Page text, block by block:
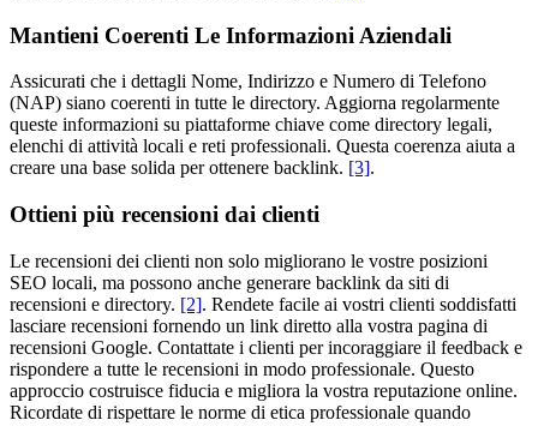
Mantieni Coerenti Le Informazioni Aziendali
Assicurati che i dettagli Nome, Indirizzo e Numero di Telefono
(NAP) siano coerenti in tutte le directory. Aggiorna regolarmente
queste informazioni su piattaforme chiave come directory legali,
elenchi di attività locali e reti professionali. Questa coerenza aiuta a
creare una base solida per ottenere backlink. [3].
Ottieni più recensioni dai clienti
Le recensioni dei clienti non solo migliorano le vostre posizioni
SEO locali, ma possono anche generare backlink da siti di
recensioni e directory. [2]. Rendete facile ai vostri clienti soddisfatti
lasciare recensioni fornendo un link diretto alla vostra pagina di
recensioni Google. Contattate i clienti per incoraggiare il feedback e
rispondere a tutte le recensioni in modo professionale. Questo
approccio costruisce fiducia e migliora la vostra reputazione online.
Ricordate di rispettare le norme di etica professionale quando